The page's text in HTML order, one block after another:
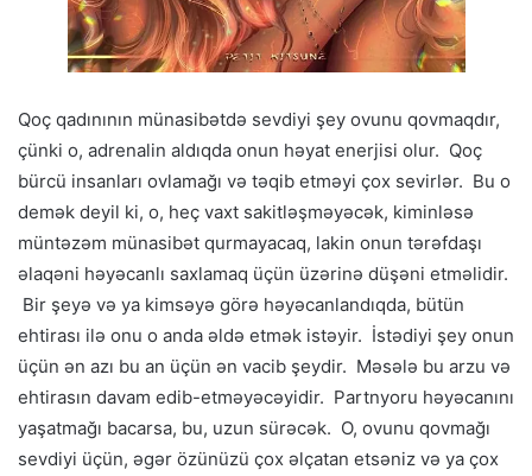
Qoç qadınının münasibətdə sevdiyi şey ovunu qovmaqdır,
çünki o, adrenalin aldıqda onun həyat enerjisi olur. Qoç
bürcü insanları ovlamağı və təqib etməyi çox sevirlər. Bu o
demək deyil ki, o, heç vaxt sakitləşməyəcək, kiminləsə
müntəzəm münasibət qurmayacaq, lakin onun tərəfdaşı
əlaqəni həyəcanlı saxlamaq üçün üzərinə düşəni etməlidir.
Bir şeyə və ya kimsəyə görə həyəcanlandıqda, bütün
ehtirası ilə onu o anda əldə etmək istəyir. İstədiyi şey onun
üçün ən azı bu an üçün ən vacib şeydir. Məsələ bu arzu və
ehtirasın davam edib-etməyəcəyidir. Partnyoru həyəcanını
yaşatmağı bacarsa, bu, uzun sürəcək. O, ovunu qovmağı
sevdiyi üçün, əgər özünüzü çox əlçatan etsəniz və ya çox